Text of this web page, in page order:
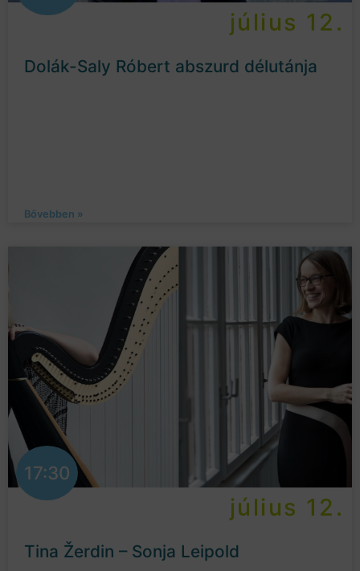
július 12.
Dolák-Saly Róbert abszurd délutánja
Bővebben »
17:30
július 12.
Tina Žerdin – Sonja Leipold